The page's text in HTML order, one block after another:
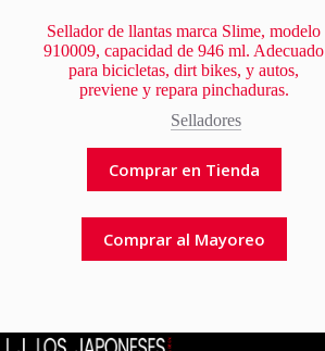
Sellador de llantas marca Slime, modelo
910009, capacidad de 946 ml. Adecuado
para bicicletas, dirt bikes, y autos,
previene y repara pinchaduras.
Selladores
Comprar en Tienda
Comprar al Mayoreo